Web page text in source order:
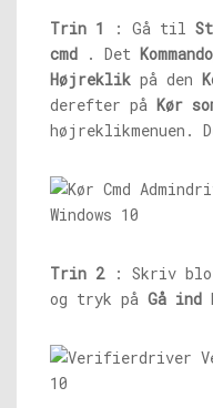
Trin 1 : Gå til
cmd . Det
Højreklik på den
derefter på Kør
højreklikmenuen.
Trin 2: Skriv blot i
og tryk på Gå ind